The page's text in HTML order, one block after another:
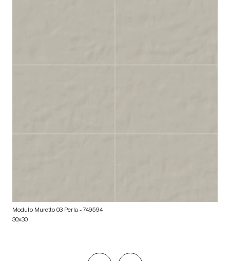
Modulo Muretto 03 Perla- 749594
30x30